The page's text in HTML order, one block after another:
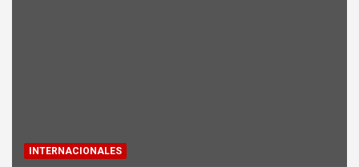
INTERNACIONALES